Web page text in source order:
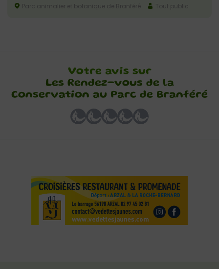
Parc animalier et botanique de Branféré Tout public
Votre avis sur
Les Rendez-vous de la
Conservation au Parc de Branféré